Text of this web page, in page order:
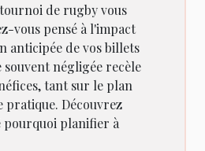
de rugby vous
vous pensé à l'impact
anticipée de vos billets
souvent négligée recèle
tant sur le plan
pratique. Découvrez
pourquoi planifier à